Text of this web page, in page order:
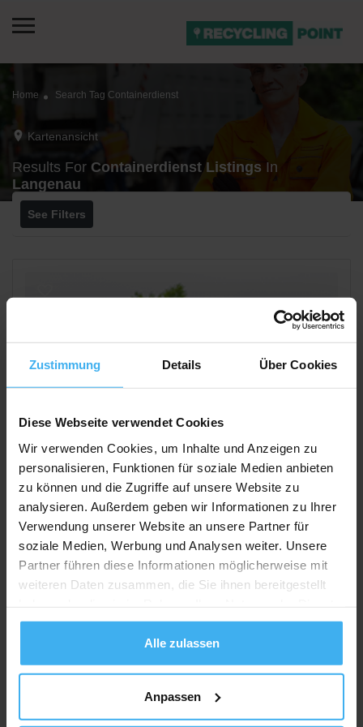
Zustimmung Details Über Cookies
Diese Webseite verwendet Cookies
Wir verwenden Cookies, um Inhalte und Anzeigen zu
personalisieren, Funktionen für soziale Medien anbieten
zu können und die Zugriffe auf unsere Website zu
analysieren. Außerdem geben wir Informationen zu Ihrer
Verwendung unserer Website an unsere Partner für
soziale Medien, Werbung und Analysen weiter. Unsere
Partner führen diese Informationen möglicherweise mit
weiteren Daten zusammen, die Sie ihnen bereitgestellt
gesammelt haben.
Alle zulassen
Anpassen
Home Search Tag Containerdienst
Kartenansicht
Results For Containerdienst Listings In
Langenau
See Filters
Kunze Walter Schrott-u. Metallhandels-
Noch keine Bewertung
Jetzt Anrufen